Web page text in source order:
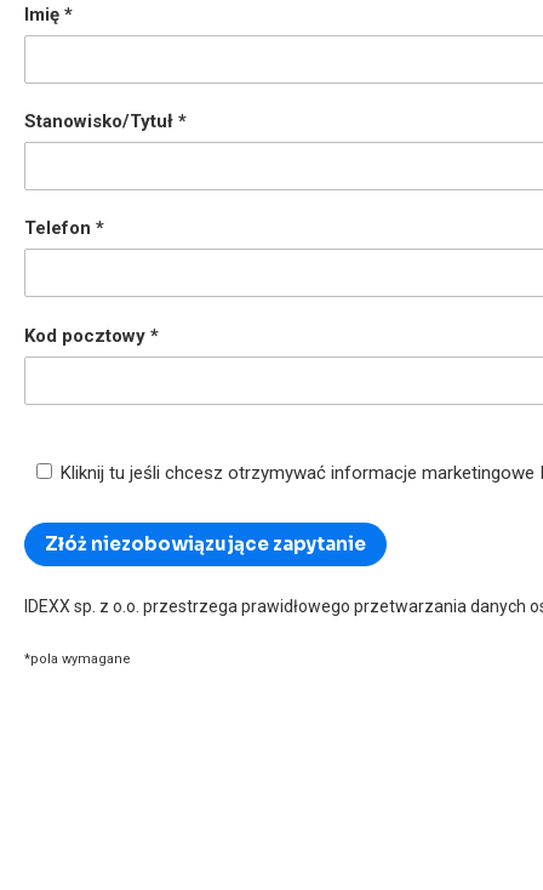
Imię
Stanowisko/Tytuł
Telefon
Kod pocztowy
Kliknij tu jeśli chcesz otrzymywać informacje
IDEXX sp. z o.o. przestrzega prawidłowego przetwarzania danych
*pola wymagane